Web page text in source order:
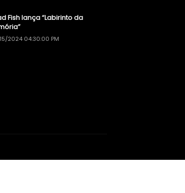
Fish lança “Labirinto da
2024 04:30:00 PM